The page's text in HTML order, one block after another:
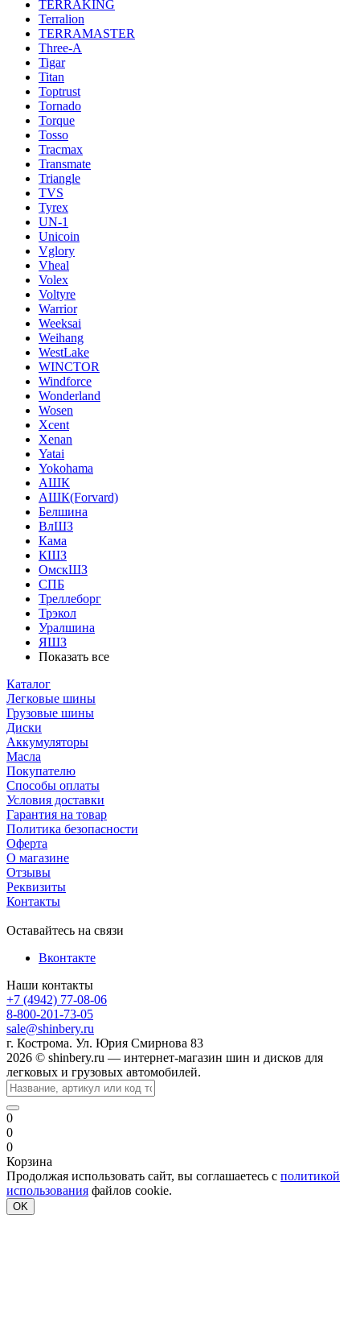
TERRAKING
Terralion
TERRAMASTER
Three-A
Tigar
Titan
Toptrust
Tornado
Torque
Tosso
Tracmax
Transmate
Triangle
TVS
Tyrex
UN-1
Unicoin
Vglory
Vheal
Volex
Voltyre
Warrior
Weeksai
Weihang
WestLake
WINCTOR
Windforce
Wonderland
Wosen
Xcent
Xenan
Yatai
Yokohama
АШК
АШК(Forvard)
Белшина
ВлШЗ
Кама
КШЗ
ОмскШЗ
СПБ
Треллеборг
Трэкол
Уралшина
ЯШЗ
Показать все
Каталог
Легковые шины
Грузовые шины
Диски
Аккумуляторы
Масла
Покупателю
Способы оплаты
Условия доставки
Гарантия на товар
Политика безопасности
Оферта
О магазине
Отзывы
Реквизиты
Контакты
Оставайтесь на связи
Вконтакте
Наши контакты
+7 (4942) 77-08-06
8-800-201-73-05
sale@shinbery.ru
г. Кострома. Ул. Юрия Смирнова 83
2026 © shinbery.ru — интернет-магазин шин и дисков для
легковых и грузовых автомобилей.
0
0
0
Корзина
Продолжая использовать сайт, вы соглашаетесь с политикой
использования файлов cookie.
OK